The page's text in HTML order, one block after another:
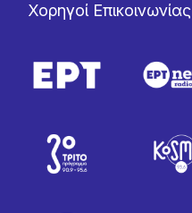
Χορηγοί Επικοινωνίας